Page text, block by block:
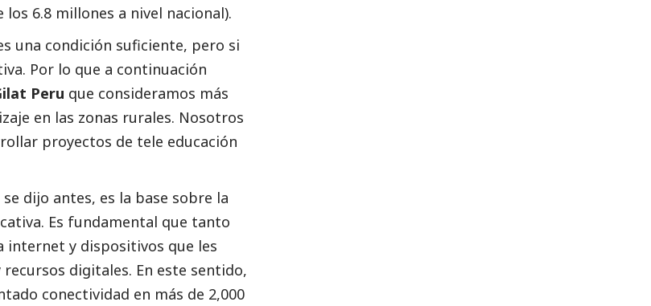
6.8 millones a nivel nacional).
una condición suficiente, pero si
Por lo que a continuación
Peru que consideramos más
en las zonas rurales. Nosotros
proyectos de tele educación
dijo antes, es la base sobre la
Es fundamental que tanto
internet y dispositivos que les
digitales. En este sentido,
conectividad en más de 2,000